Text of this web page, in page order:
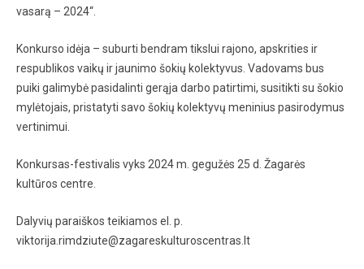
vasarą – 2024“.
Konkurso idėja – suburti bendram tikslui rajono, apskrities ir
respublikos vaikų ir jaunimo šokių kolektyvus. Vadovams bus
puiki galimybė pasidalinti gerąja darbo patirtimi, susitikti su šokio
mylėtojais, pristatyti savo šokių kolektyvų meninius pasirodymus
vertinimui.
Konkursas-festivalis vyks 2024 m. gegužės 25 d. Žagarės
kultūros centre.
Dalyvių paraiškos teikiamos el. p.
viktorija.rimdziute@zagareskulturoscentras.lt